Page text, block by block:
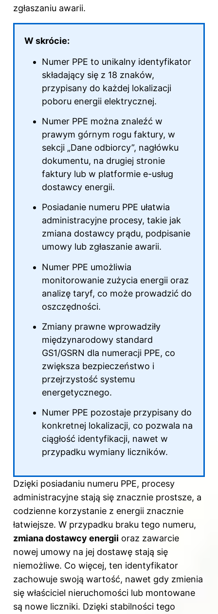
zgłaszaniu awarii.
W skrócie:
Numer PPE to unikalny identyfikator
składający się z 18 znaków,
przypisany do każdej lokalizacji
poboru energii elektrycznej.
Numer PPE można znaleźć w
prawym górnym rogu faktury, w
sekcji „Dane odbiorcy”, nagłówku
dokumentu, na drugiej stronie
faktury lub w platformie e-usług
dostawcy energii.
Posiadanie numeru PPE ułatwia
administracyjne procesy, takie jak
zmiana dostawcy prądu, podpisanie
umowy lub zgłaszanie awarii.
Numer PPE umożliwia
monitorowanie zużycia energii oraz
analizę taryf, co może prowadzić do
oszczędności.
Zmiany prawne wprowadziły
międzynarodowy standard
GS1/GSRN dla numeracji PPE, co
zwiększa bezpieczeństwo i
przejrzystość systemu
energetycznego.
Numer PPE pozostaje przypisany do
konkretnej lokalizacji, co pozwala na
ciągłość identyfikacji, nawet w
przypadku wymiany liczników.
Dzięki posiadaniu numeru PPE, procesy
administracyjne stają się znacznie prostsze, a
codzienne korzystanie z energii znacznie
łatwiejsze. W przypadku braku tego numeru,
zmiana dostawcy energii oraz zawarcie
nowej umowy na jej dostawę stają się
niemożliwe. Co więcej, ten identyfikator
zachowuje swoją wartość, nawet gdy zmienia
się właściciel nieruchomości lub montowane
są nowe liczniki. Dzięki stabilności tego